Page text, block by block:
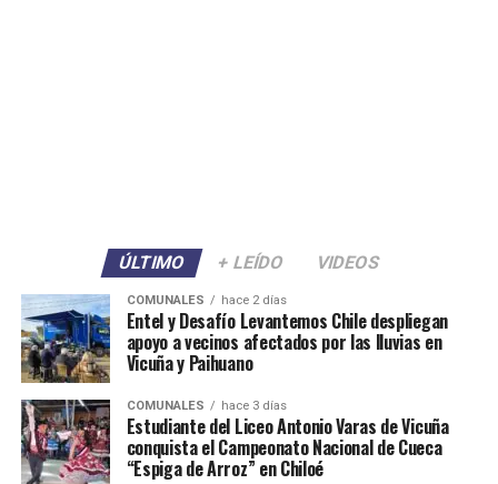
ÚLTIMO + LEÍDO VIDEOS
COMUNALES hace 2 días
Entel y Desafío Levantemos Chile despliegan
apoyo a vecinos afectados por las lluvias en
Vicuña y Paihuano
COMUNALES hace 3 días
Estudiante del Liceo Antonio Varas de Vicuña
conquista el Campeonato Nacional de Cueca
“Espiga de Arroz” en Chiloé